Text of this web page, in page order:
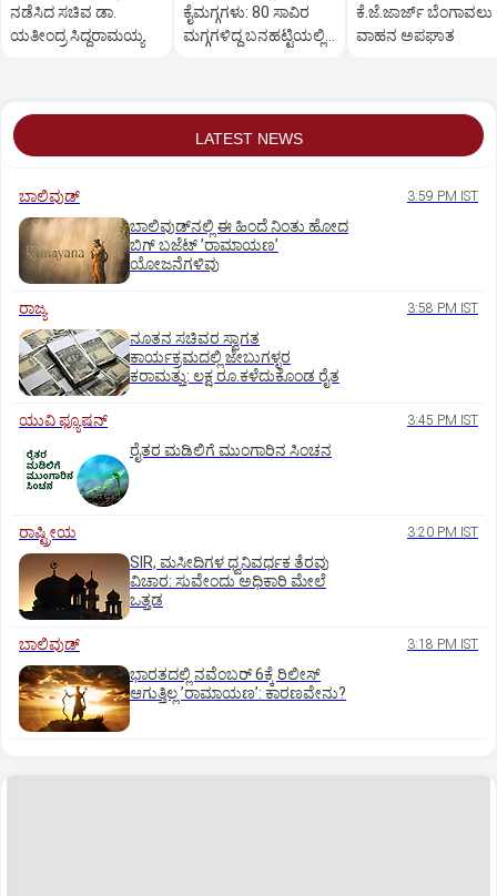
ನಡೆಸಿದ ಸಚಿವ ಡಾ.
ಯತೀಂದ್ರ ಸಿದ್ದರಾಮಯ್ಯ
ಕೈಮಗ್ಗಗಳು: 80 ಸಾವಿರ
ಮಗ್ಗಗಳಿದ್ದ ಬನಹಟ್ಟಿಯಲ್ಲಿ
ಕೆ.ಜೆ.ಜಾರ್ಜ್ ಬೆಂಗಾವಲು
ವಾಹನ ಅಪಘಾತ
LATEST NEWS
ಬಾಲಿವುಡ್‌ 3:59 PM IST
ಬಾಲಿವುಡ್‌ನಲ್ಲಿ ಈ ಹಿಂದೆ ನಿಂತು ಹೋದ
ಬಿಗ್‌ ಬಜೆಟ್ ʼರಾಮಾಯಣʼ‌
ಯೋಜನೆಗಳಿವು
ರಾಜ್ಯ 3:58 PM IST
ನೂತನ ಸಚಿವರ ಸ್ವಾಗತ
ಕಾರ್ಯಕ್ರಮದಲ್ಲಿ ಜೇಬುಗಳ್ಳರ
ಕರಾಮತ್ತು: ಲಕ್ಷ ರೂ.ಕಳೆದುಕೊಂಡ ರೈತ
ಯುವಿ ಫ್ಯೂಷನ್ 3:45 PM IST
ರೈತರ ಮಡಿಲಿಗೆ ಮುಂಗಾರಿನ ಸಿಂಚನ
ರಾಷ್ಟ್ರೀಯ 3:20 PM IST
SIR, ಮಸೀದಿಗಳ ಧ್ವನಿವರ್ಧಕ ತೆರವು
ವಿಚಾರ: ಸುವೇಂದು ಅಧಿಕಾರಿ ಮೇಲೆ
ಒತ್ತಡ
ಬಾಲಿವುಡ್‌ 3:18 PM IST
ಭಾರತದಲ್ಲಿ ನವೆಂಬರ್‌ 6ಕ್ಕೆ ರಿಲೀಸ್‌
ಆಗುತ್ತಿಲ್ಲ ʼರಾಮಾಯಣʼ: ಕಾರಣವೇನು?